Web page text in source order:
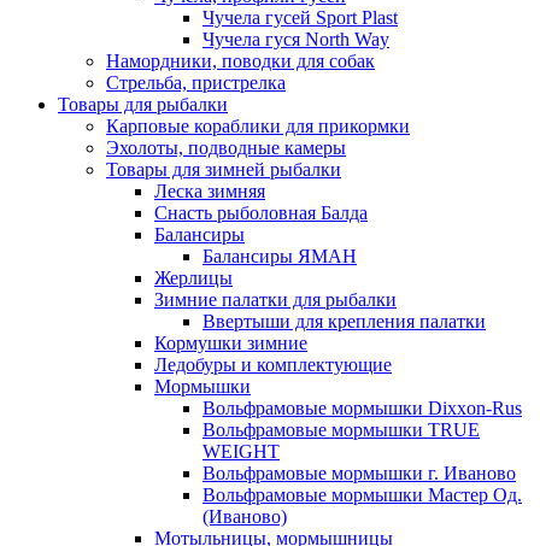
Чучела гусей Sport Plast
Чучела гуся North Way
Намордники, поводки для собак
Стрельба, пристрелка
Товары для рыбалки
Карповые кораблики для прикормки
Эхолоты, подводные камеры
Товары для зимней рыбалки
Леска зимняя
Снасть рыболовная Балда
Балансиры
Балансиры ЯМАН
Жерлицы
Зимние палатки для рыбалки
Ввертыши для крепления палатки
Кормушки зимние
Ледобуры и комплектующие
Мормышки
Вольфрамовые мормышки Dixxon-Rus
Вольфрамовые мормышки TRUE
WEIGHT
Вольфрамовые мормышки г. Иваново
Вольфрамовые мормышки Мастер Од.
(Иваново)
Мотыльницы, мормышницы